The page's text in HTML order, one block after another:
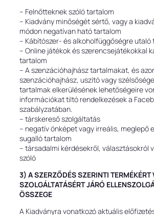
– Felnőtteknek szóló tartalom
– Kiadvány minőségét sértő, vagy a
módon negatívan ható tartalom
– Kábítószer- és alkoholfüggőségre utaló
– Online játékok és szerencsejátékokkal
tartalom
– A szenzációhajhász tartalmakat, és
szenzációhajhász, uszító vagy
tartalmak elkerülésének lehetőségeire
információkat tiltó rendelkezések a
szabályzatában.
– társkereső szolgáltatás
– negatív önképet vagy irreális, meglepő
sugalló tartalom
– társadalmi kérdésekről, választásokról
szóló
3) A SZERZŐDÉS SZERINTI TERMÉKÉRT
SZOLGÁLTATÁSÉRT JÁRÓ
ÖSSZEGE
A Kiadványra vonatkozó aktuális